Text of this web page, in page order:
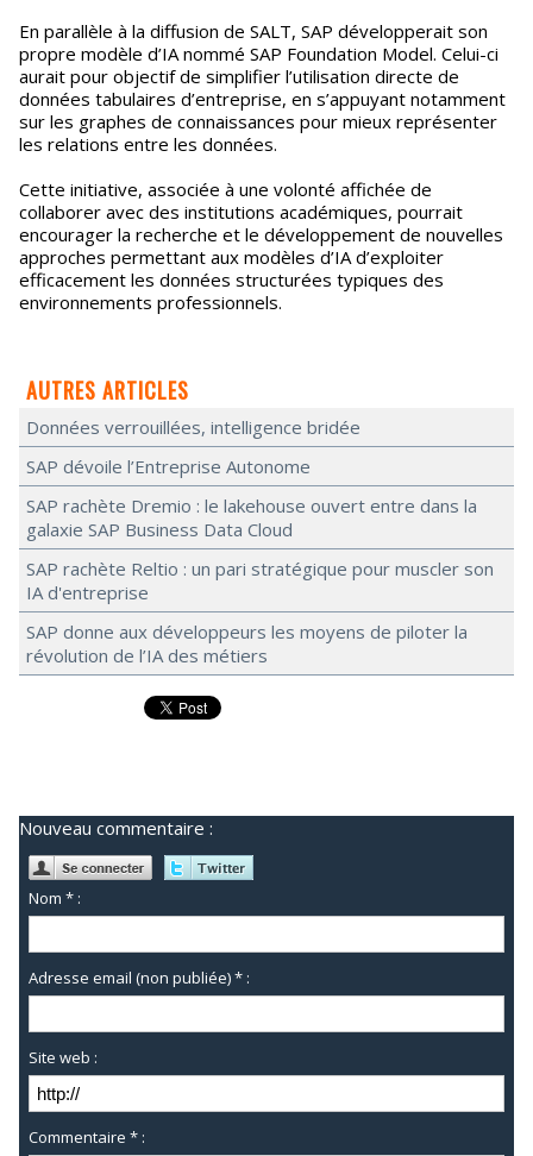
En parallèle à la diffusion de SALT, SAP développerait son
propre modèle d’IA nommé SAP Foundation Model. Celui-ci
aurait pour objectif de simplifier l’utilisation directe de
données tabulaires d’entreprise, en s’appuyant notamment
sur les graphes de connaissances pour mieux représenter
les relations entre les données.
Cette initiative, associée à une volonté affichée de
collaborer avec des institutions académiques, pourrait
encourager la recherche et le développement de nouvelles
approches permettant aux modèles d’IA d’exploiter
efficacement les données structurées typiques des
environnements professionnels.
AUTRES ARTICLES
Données verrouillées, intelligence bridée
SAP dévoile l’Entreprise Autonome
SAP rachète Dremio : le lakehouse ouvert entre dans la
galaxie SAP Business Data Cloud
SAP rachète Reltio : un pari stratégique pour muscler son
IA d'entreprise
SAP donne aux développeurs les moyens de piloter la
révolution de l’IA des métiers
Nouveau commentaire :
Nom * :
Adresse email (non publiée) * :
Site web :
Commentaire * :